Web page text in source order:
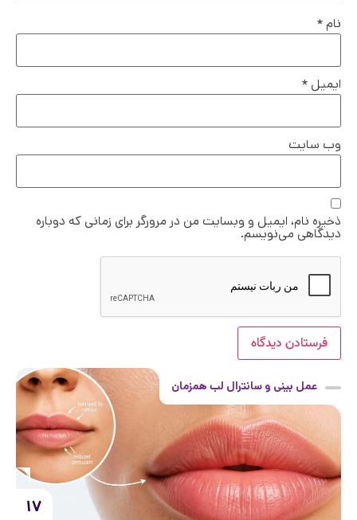
نام *
ایمیل *
وب‌ سایت
ذخیره نام، ایمیل و وبسایت من در مرورگر برای زمانی که دوباره
دیدگاهی می‌نویسم.
عمل بینی و سانترال لب همزمان
۱۷